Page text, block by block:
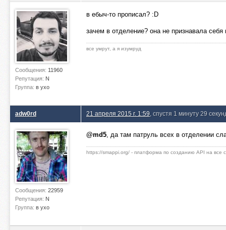
Сообщения: 11960
Репутация: N
Группа: в ухо
в ебыч-то прописал? :D
зачем в отделение? она не признавала себя
все умрут, а я изумруд
adw0rd
Сообщения: 22959
Репутация: N
Группа: в ухо
21 апреля 2015 г. 1:59 , спустя 1 минуту 29
@md5, да там патруль всех в отделении
https://smappi.org/ - платформа по созданию API на все